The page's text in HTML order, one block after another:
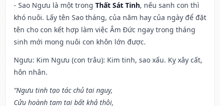
- Sao Ngưu là một trong Thất Sát Tinh, nếu sanh con thì
khó nuôi. Lấy tên Sao tháng, của năm hay của ngày để đặt
tên cho con kết hợp làm việc Âm Đức ngay trong tháng
sinh mới mong nuôi con khôn lớn được.
Ngưu: Kim Ngưu (con trâu): Kim tinh, sao xấu. Kỵ xây cất,
hôn nhân.
“Ngưu tinh tạo tác chủ tai nguy,
Cửu hoành tam tai bất khả thôi,